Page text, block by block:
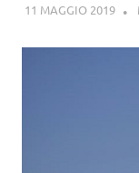
11 MAGGIO 2019